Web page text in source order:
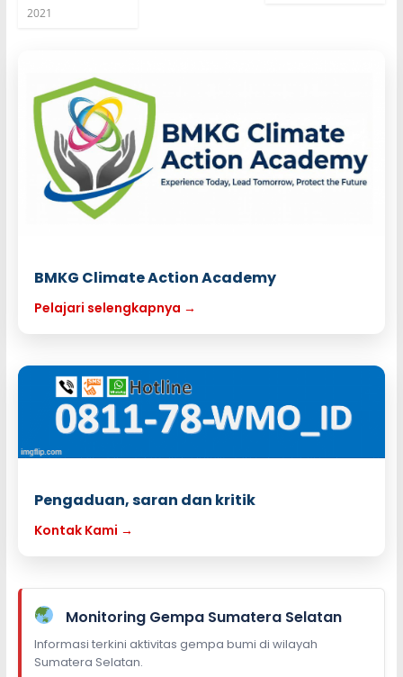
2021
BMKG Climate Action Academy
Pelajari selengkapnya →
Pengaduan, saran dan kritik
Kontak Kami →
Monitoring Gempa Sumatera Selatan
Informasi terkini aktivitas gempa bumi di wilayah
Sumatera Selatan.